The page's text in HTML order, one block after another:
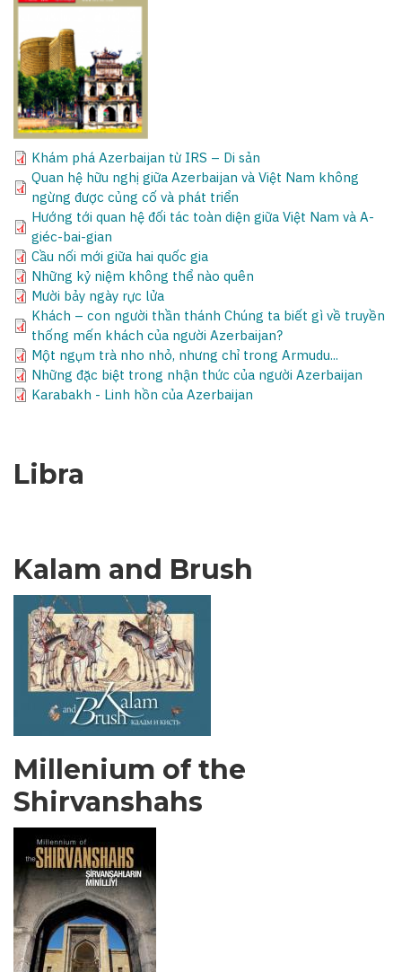
Khám phá Azerbaijan từ IRS – Di sản
Quan hệ hữu nghị giữa Azerbaijan và Việt Nam không
ngừng được củng cố và phát triển
Hướng tới quan hệ đối tác toàn diện giữa Việt Nam và A-
giéc-bai-gian
Cầu nối mới giữa hai quốc gia
Những kỷ niệm không thể nào quên
Mười bảy ngày rực lửa
Khách – con người thần thánh Chúng ta biết gì về truyền
thống mến khách của người Azerbaijan?
Một ngụm trà nho nhỏ, nhưng chỉ trong Armudu...
Những đặc biệt trong nhận thức của người Azerbaijan
Karabakh - Linh hồn của Azerbaijan
Libra
Kalam and Brush
Millenium of the
Shirvanshahs